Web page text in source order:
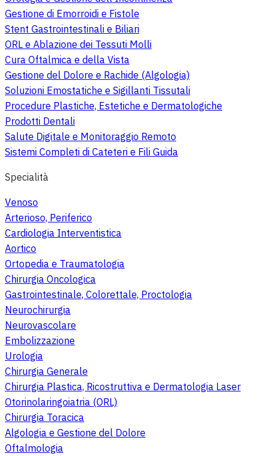
Gestione di Emorroidi e Fistole
Stent Gastrointestinali e Biliari
ORL e Ablazione dei Tessuti Molli
Cura Oftalmica e della Vista
Gestione del Dolore e Rachide (Algologia)
Soluzioni Emostatiche e Sigillanti Tissutali
Procedure Plastiche, Estetiche e Dermatologiche
Prodotti Dentali
Salute Digitale e Monitoraggio Remoto
Sistemi Completi di Cateteri e Fili Guida
Specialità
Venoso
Arterioso, Periferico
Cardiologia Interventistica
Aortico
Ortopedia e Traumatologia
Chirurgia Oncologica
Gastrointestinale, Colorettale, Proctologia
Neurochirurgia
Neurovascolare
Embolizzazione
Urologia
Chirurgia Generale
Chirurgia Plastica, Ricostruttiva e Dermatologia Laser
Otorinolaringoiatria (ORL)
Chirurgia Toracica
Algologia e Gestione del Dolore
Oftalmologia